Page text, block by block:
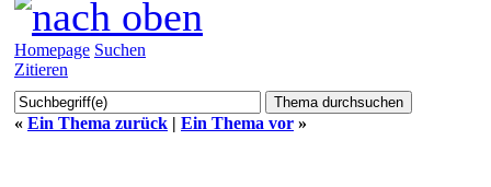
Homepage Suchen
Zitieren
« Ein Thema zurück | Ein Thema vor »